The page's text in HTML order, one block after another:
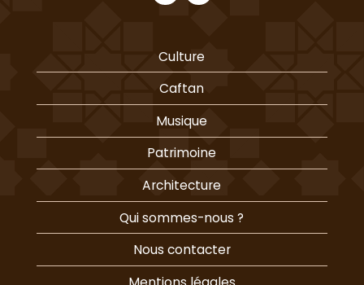
Culture
Caftan
Musique
Patrimoine
Architecture
Qui sommes-nous ?
Nous contacter